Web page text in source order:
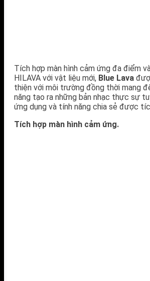
Tích hợp màn hình cảm ứng đa điểm
HILAVA với vật liệu mới, Blue Lava
thiện với môi trường đồng thời mang
năng tạo ra những bản nhạc thực sự
ứng dụng và tính năng chia sẻ được
Tích hợp màn hình cảm ứng.